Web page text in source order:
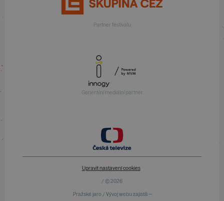
Partner festivalu
Generální mediální partner
Upravit nastavení cookies
/ © 2026
Pražské jaro / Vývoj webu zajistili —